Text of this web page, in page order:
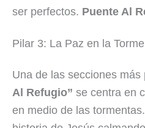
ser perfectos. Puente Al
Pilar 3: La Paz en la
Una de las secciones más
Al Refugio” se centra en
en medio de las